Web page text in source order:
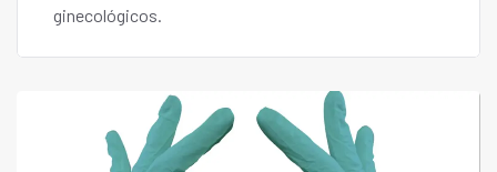
ginecológicos.